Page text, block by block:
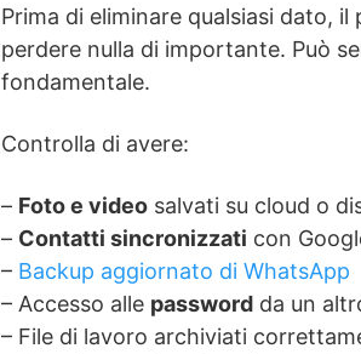
Prima di eliminare qualsiasi dato,
perdere nulla di importante. Può
fondamentale.
Controlla di avere:
– Foto e video salvati su cloud o
– Contatti sincronizzati con
– Backup aggiornato di WhatsApp
– Accesso alle password da un
– File di lavoro archiviati